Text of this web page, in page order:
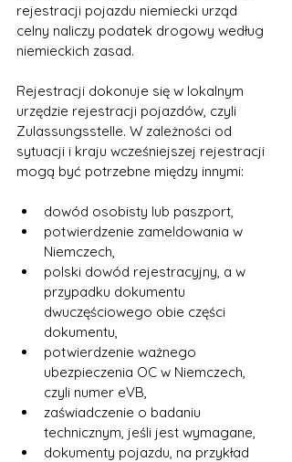
rejestracji pojazdu niemiecki urząd
celny naliczy podatek drogowy według
niemieckich zasad.
Rejestracji dokonuje się w lokalnym
urzędzie rejestracji pojazdów, czyli
Zulassungsstelle. W zależności od
sytuacji i kraju wcześniejszej rejestracji
mogą być potrzebne między innymi:
dowód osobisty lub paszport,
potwierdzenie zameldowania w
Niemczech,
polski dowód rejestracyjny, a w
przypadku dokumentu
dwuczęściowego obie części
dokumentu,
potwierdzenie ważnego
ubezpieczenia OC w Niemczech,
czyli numer eVB,
zaświadczenie o badaniu
technicznym, jeśli jest wymagane,
dokumenty pojazdu, na przykład